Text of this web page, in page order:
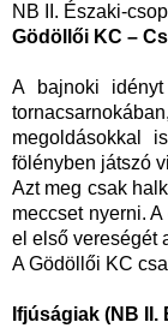
NB II. Északi-
Gödöllői KC –
A bajnoki
megoldásokkal
fölényben játszó
Azt meg csak
meccset nyerni.
el első vereségét
A Gödöllői KC
Ifjúságiak (NB II.